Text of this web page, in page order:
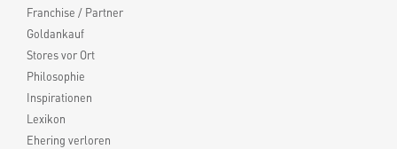
Franchise / Partner
Goldankauf
Stores vor Ort
Philosophie
Inspirationen
Lexikon
Ehering verloren